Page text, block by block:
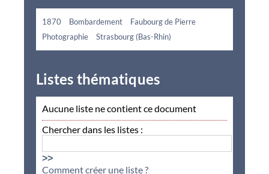
1870 Bombardement
Faubourg de Pierre
Photographie
Strasbourg (Bas-Rhin)
Listes thématiques
Aucune liste ne contient ce document
Chercher dans les listes :
>>
Comment créer une liste ?